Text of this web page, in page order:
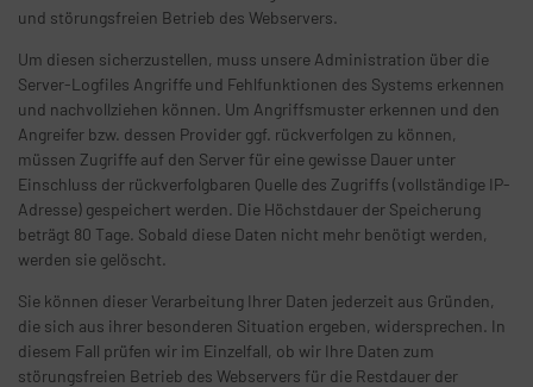
und störungsfreien Betrieb des Webservers.
Um diesen sicherzustellen, muss unsere Administration über die
Server-Logfiles Angriffe und Fehlfunktionen des Systems erkennen
und nachvollziehen können. Um Angriffsmuster erkennen und den
Angreifer bzw. dessen Provider ggf. rückverfolgen zu können,
müssen Zugriffe auf den Server für eine gewisse Dauer unter
Einschluss der rückverfolgbaren Quelle des Zugriffs (vollständige IP-
Adresse) gespeichert werden. Die Höchstdauer der Speicherung
beträgt 80 Tage. Sobald diese Daten nicht mehr benötigt werden,
werden sie gelöscht.
Sie können dieser Verarbeitung Ihrer Daten jederzeit aus Gründen,
die sich aus ihrer besonderen Situation ergeben, widersprechen. In
diesem Fall prüfen wir im Einzelfall, ob wir Ihre Daten zum
störungsfreien Betrieb des Webservers für die Restdauer der